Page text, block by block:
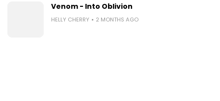
Venom - Into Oblivion
HELLY CHERRY 2 MONTHS AGO